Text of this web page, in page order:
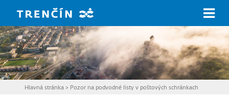
Hlavná stránka > Pozor na podvodné listy v poštových schránkach